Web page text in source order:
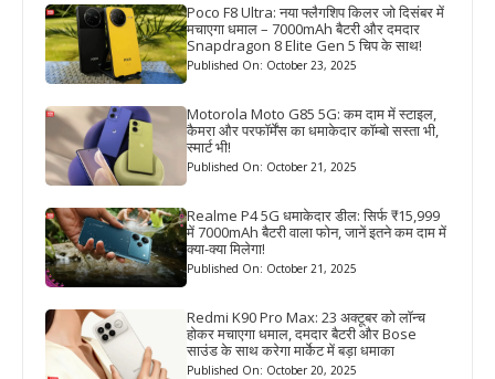
Poco F8 Ultra: नया फ्लैगशिप किलर जो दिसंबर में
मचाएगा धमाल – 7000mAh बैटरी और दमदार
Snapdragon 8 Elite Gen 5 चिप के साथ!
Published On: October 23, 2025
Motorola Moto G85 5G: कम दाम में स्टाइल,
कैमरा और परफॉर्मेंस का धमाकेदार कॉम्बो सस्ता भी,
स्मार्ट भी!
Published On: October 21, 2025
Realme P4 5G धमाकेदार डील: सिर्फ ₹15,999
में 7000mAh बैटरी वाला फोन, जानें इतने कम दाम में
क्या-क्या मिलेगा!
Published On: October 21, 2025
Redmi K90 Pro Max: 23 अक्टूबर को लॉन्च
होकर मचाएगा धमाल, दमदार बैटरी और Bose
साउंड के साथ करेगा मार्केट में बड़ा धमाका
Published On: October 20, 2025